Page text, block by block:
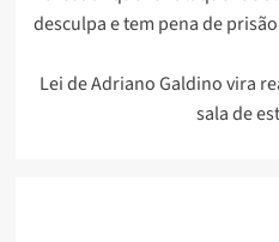
desculpa e tem pena de
Lei de Adriano Galdino vira
sala de